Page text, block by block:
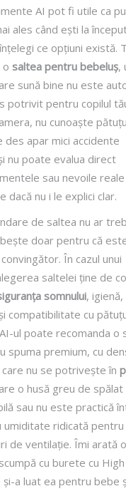
AI pot fi utile ca
ales când ești la
ce opțiuni există.
o saltea pentru bebeluș,
sună bine nu este
potrivit pentru copilul
nu cunoaște
des apar mici accidente
nu poate evalua direct
sau nevoile reale
dacă nu i le explici clar.
de saltea nu ar
doar pentru că
În cazul unui
saltelei ține de
somnului, igienă,
compatibilitate cu
ul poate recomanda o
spuma premium, cu
nu se potrivește în
o husă greu de spălat
sau nu este practică
umiditate ridicată pentru
de ventilație. Îmi arată
cu burete cu High
și-a luat ea pentru bebe